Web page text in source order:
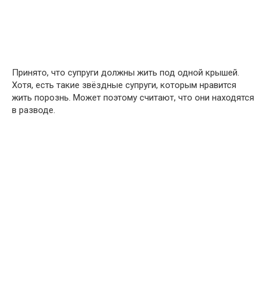
Принято, что супруги должны жить под одной крышей.
Хотя, есть такие звёздные супруги, которым нравится
жить порознь. Может поэтому считают, что они находятся
в разводе.